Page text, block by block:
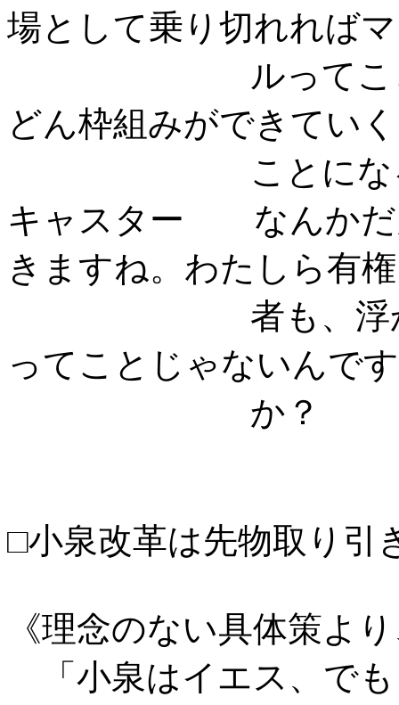
場として乗り切れればマ
ルってことです
どん枠組みができていく
ことになるん
キャスター なんかだ
きますね。わたしら有権
者も、浮かれて
ってことじゃないんです
か？
□小泉改革は先物取り
《理念のない具体策よ
「小泉はイエス、で